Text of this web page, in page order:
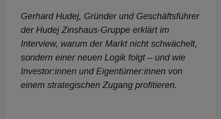
Gerhard Hudej, Gründer und Geschäftsführer
der Hudej Zinshaus-Gruppe erklärt im
Interview, warum der Markt nicht schwächelt,
sondern einer neuen Logik folgt – und wie
Investor:innen und Eigentümer:innen von
einem strategischen Zugang profitieren.